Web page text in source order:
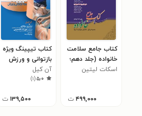
کتاب جامع سلامت
خانواده (جلد دهم؛
بیماری ها و
اسکات لیتین
۴۹۹,۰۰۰ ت
کتاب تیپینگ ویژه
بازتوانی و ورزش
آن کیل
۵٫۰(۱)
۱۳۹,۵۰۰ ت